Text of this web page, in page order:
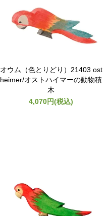
オウム（色とりどり）21403 ost
heimer/オストハイマーの動物積
木
4,070円(税込)